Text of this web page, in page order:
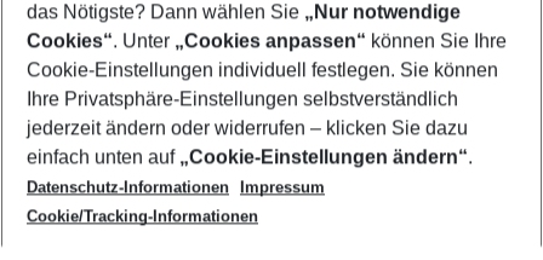
Footer
Footer navigation
Über uns
AGB
Cookie-Einstellungen ändern
Cookie-Richtlinie
Datenschutz
Service & Hilfe
Barrierefreies Reisen
Check-in
Folgen Sie uns
das Nötigste? Dann wählen Sie „Nur notwendige
Cookies“. Unter „Cookies anpassen“ können Sie Ihre
Cookie-Einstellungen individuell festlegen. Sie können
Ihre Privatsphäre-Einstellungen selbstverständlich
jederzeit ändern oder widerrufen – klicken Sie dazu
einfach unten auf „Cookie-Einstellungen ändern“.
Datenschutz-Informationen
Impressum
Cookie/Tracking-Informationen